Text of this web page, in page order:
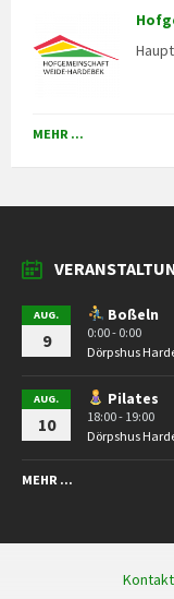
MEHR ...
AUG.
9
Boßeln
0:00 - 0:00
Dörpshus
AUG.
10
Pilates
18:00 - 19:00
Dörpshus
MEHR ...
Kontakt